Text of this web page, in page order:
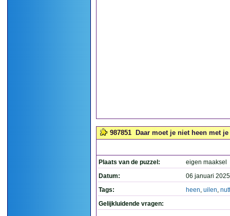
987851 Daar moet je niet heen met
Plaats van de puzzel:
eigen maaksel
Datum:
06 januari
Tags:
heen, uilen,
Gelijkluidende vragen: